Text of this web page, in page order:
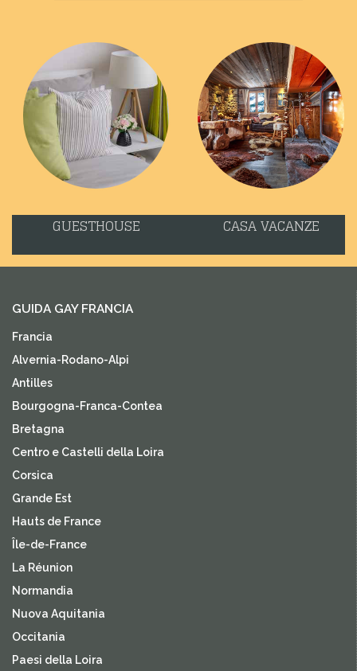
GUESTHOUSE CASA VACANZE
GUIDA GAY FRANCIA
Francia
Alvernia-Rodano-Alpi
Antilles
Bourgogna-Franca-Contea
Bretagna
Centro e Castelli della Loira
Corsica
Grande Est
Hauts de France
Île-de-France
La Réunion
Normandia
Nuova Aquitania
Occitania
Paesi della Loira